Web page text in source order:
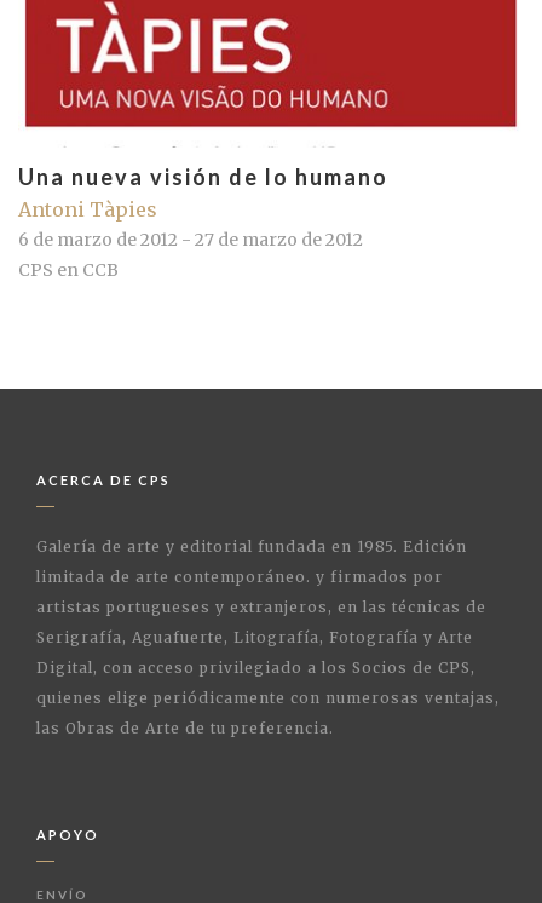
Una nueva visión de lo humano
Antoni Tàpies
6 de marzo de 2012 - 27 de marzo de 2012
CPS en CCB
ACERCA DE CPS
Galería de arte y editorial fundada en 1985. Edición
limitada de arte contemporáneo. y firmados por
artistas portugueses y extranjeros, en las técnicas de
Serigrafía, Aguafuerte, Litografía, Fotografía y Arte
Digital, con acceso privilegiado a los Socios de CPS,
quienes elige periódicamente con numerosas ventajas,
las Obras de Arte de tu preferencia.
APOYO
ENVÍO